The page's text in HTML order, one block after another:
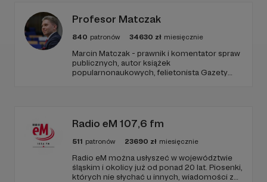
Profesor Matczak
840 patronów 34630 zł miesięcznie
Marcin Matczak - prawnik i komentator spraw
publicznych, autor książek
popularnonaukowych, felietonista Gazety
bańkami informacyjnymi.
Radio eM 107,6 fm
511 patronów 23690 zł miesięcznie
Radio eM można usłyszeć w województwie
śląskim i okolicy już od ponad 20 lat. Piosenki,
których nie słychać u innych, wiadomości z